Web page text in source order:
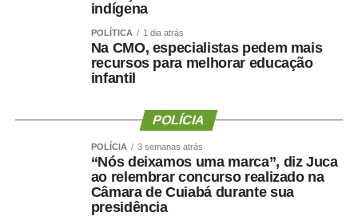
por algoritmos; o documentário
diretor norte-americano Jeff Orlowski, que mostra como
as grandes empresas de tecnologia influenciam
comportamentos e opiniões; e a Constituição Federal e
Marco Civil da Internet
responsabilidades no ambiente digital.A finalista do Rio
Grande do Norte, Rita de Cássia Medeiros da Silva,
também compara as redes sociais à Ágora de Atenas,
espaço da Grécia Antiga associado ao debate público e à
indígena
POLÍTICA 1 dia atrás
Na CMO, especialistas pedem mais
recursos para melhorar educação
infantil
POLÍCIA
POLÍCIA 3 semanas atrás
“Nós deixamos uma marca”, diz Juca
ao relembrar concurso realizado na
Câmara de Cuiabá durante sua
presidência